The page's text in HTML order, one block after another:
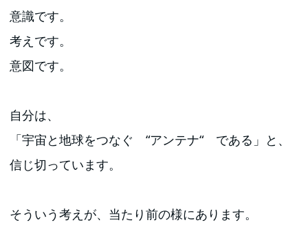
意識です。
考えです。
意図です。
自分は、
「宇宙と地球をつなぐ “アンテナ“ である」と、
信じ切っています。
そういう考えが、当たり前の様にあります。